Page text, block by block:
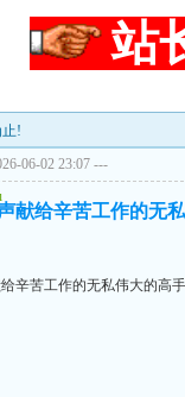
站
!
06-02 23:07 ---
献给辛苦工作的无
辛苦工作的无私伟大的高